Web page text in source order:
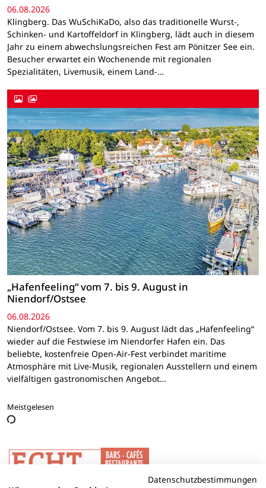
06.08.2026
Klingberg. Das WuSchiKaDo, also das traditionelle Wurst-,
Schinken- und Kartoffeldorf in Klingberg, lädt auch in diesem
Jahr zu einem abwechslungsreichen Fest am Pönitzer See ein.
Besucher erwartet ein Wochenende mit regionalen
Spezialitäten, Livemusik, einem Land-…
„Hafenfeeling“ vom 7. bis 9. August in
Niendorf/Ostsee
06.08.2026
Niendorf/Ostsee. Vom 7. bis 9. August lädt das „Hafenfeeling“
wieder auf die Festwiese im Niendorfer Hafen ein. Das
beliebte, kostenfreie Open-Air-Fest verbindet maritime
Atmosphäre mit Live-Musik, regionalen Ausstellern und einem
vielfältigen gastronomischen Angebot…
Meistgelesen
Datenschutzbestimmungen